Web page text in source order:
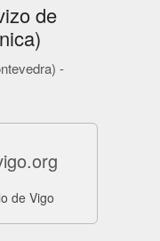
de
-
de Vigo